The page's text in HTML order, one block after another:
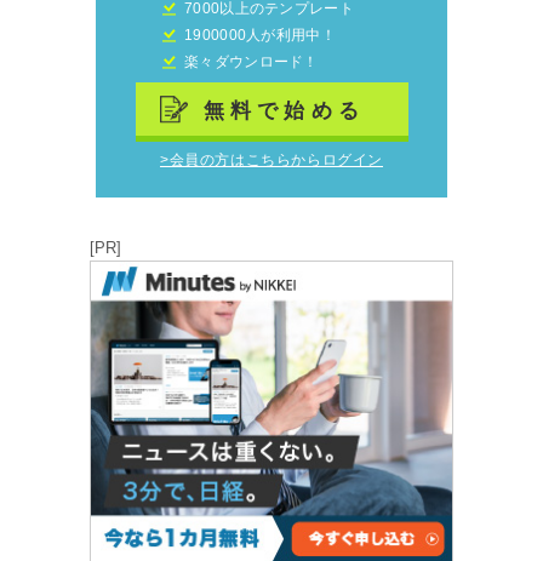
7000以上のテンプレート
1900000人が利用中！
楽々ダウンロード！
無料で始める
>会員の方はこちらからログイン
[PR]